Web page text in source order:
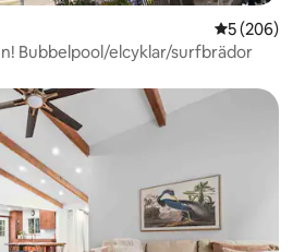
5 av 5 i
5 (206)
Bubbelpool/elcyklar/surfbrädor